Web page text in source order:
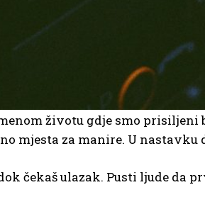
životu gdje smo
mjesta za manire. U nastavku
čekaš ulazak. Pusti ljude da